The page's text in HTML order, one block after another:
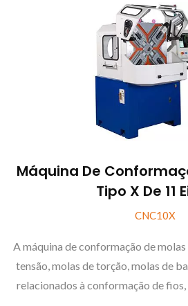
Máquina De
Tipo X De 11
CNC10X
A máquina de conformação de
tensão, molas de torção, molas de
relacionados à conformação de fios,